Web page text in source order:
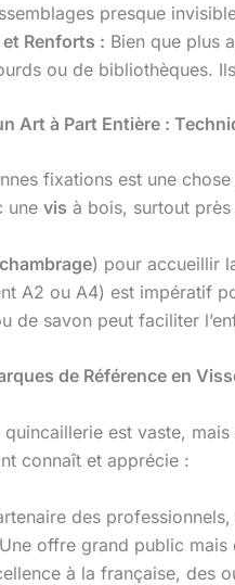
presque
Renforts : Bien que plus
ou de bibliothèques.
Art à Part Entière :
fixations est une
une vis à bois, surtout
chambrage) pour accueillir
A2 ou A4) est impératif
de savon peut faciliter
de Référence en
est vaste,
connaît et apprécie :
des
offre grand public mais
à la française, des